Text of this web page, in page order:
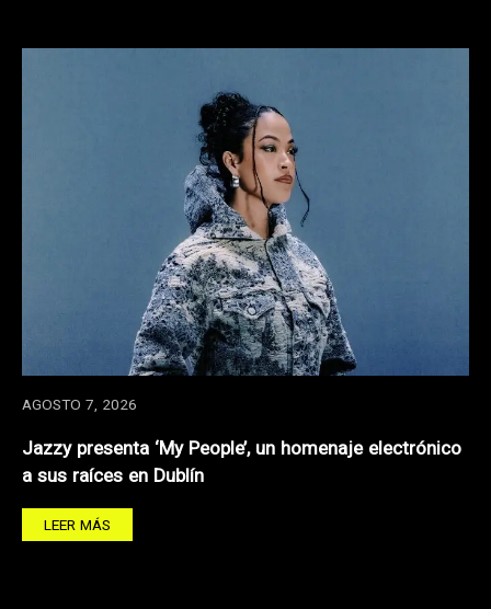
AGOSTO 7, 2026
Jazzy presenta ‘My People’, un homenaje electrónico
a sus raíces en Dublín
LEER MÁS